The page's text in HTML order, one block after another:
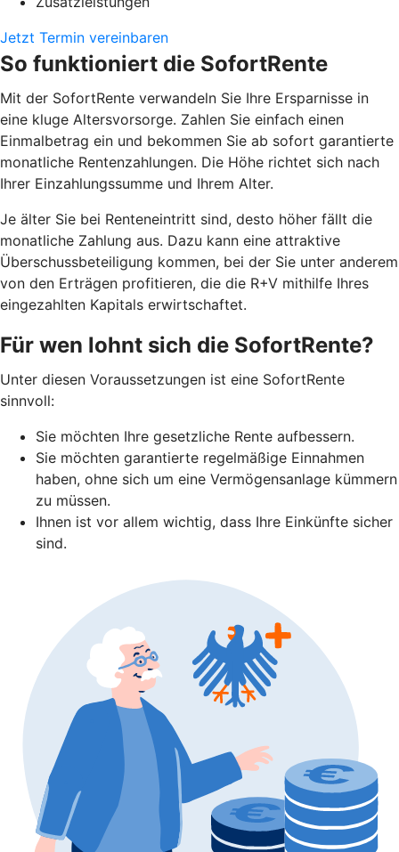
Jetzt Termin vereinbaren
So funktioniert die SofortRente
Mit der SofortRente verwandeln Sie Ihre Ersparnisse in
eine kluge Altersvorsorge. Zahlen Sie einfach einen
Einmalbetrag ein und bekommen Sie ab sofort garantierte
monatliche Rentenzahlungen. Die Höhe richtet sich nach
Ihrer Einzahlungssumme und Ihrem Alter.
Je älter Sie bei Renteneintritt sind, desto höher fällt die
monatliche Zahlung aus. Dazu kann eine attraktive
Überschussbeteiligung kommen, bei der Sie unter anderem
von den Erträgen profitieren, die die R+V mithilfe Ihres
eingezahlten Kapitals erwirtschaftet.
Für wen lohnt sich die SofortRente?
Unter diesen Voraussetzungen ist eine SofortRente
sinnvoll:
Sie möchten Ihre gesetzliche Rente aufbessern.
Sie möchten garantierte regelmäßige Einnahmen
haben, ohne sich um eine Vermögensanlage kümmern
zu müssen.
Ihnen ist vor allem wichtig, dass Ihre Einkünfte sicher
sind.